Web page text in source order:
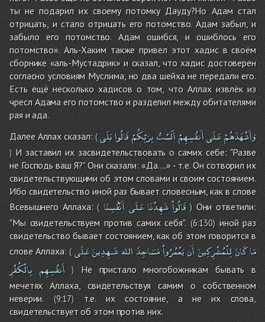
ты не подарил их своему потомку Дауду?Но Адам стал
отрицать, и стало отрицать его потомство. Адам забыл, и
забыло его потомство. Адам ошибся, и ошиблось его
потомство». Аль-Хаким также привел этот хадис в своём
сборнике «аль-Мустадрик» и сказал, что хадис достоверен
согласно условиям Муслима, но два шейха не передали его.
Есть ещё несколько хадисов о том, что Аллах извлёк из
чресл Адама его потомство и разделил между обитателями
рая и ада.
Далее Аллах сказал:( وَأَشْهَدَهُمْعَلَىأَنفُسِهِمْأَلَسْتُبِرَبِّكُمْقَالُوابَلَى
)И заставил их засвидетельствовать о самих себе: "Разве
не Господь ваш Я?" Они сказали: «Да….» - т.е. Он сотворил их
свидетельствующими об этом словами и своим состоянием.
Ибо свидетельство иной раз бывает словесным, как в слове
Всевышнего Аллаха:( قَالُواْشَهِدْنَا عَلَى أَنْفُسِنَا ) Они ответили:
"Мы свидетельствуем против самих себя". (6:130) иной раз
свидетельство бывает состоянием, как об этом говорится в
слове Аллаха:( مَاكَانَلِلْمُشْرِكِينَأَنيَعْمُرُواْمَسَاجِدَاللهشَـهِدِينَعَلَى
أَنفُسِهِم بِالْكُفْرِ ) Не пристало многобожникам бывать в
мечетях Аллаха, свидетельствуя самим о собственном
неверии. (9:17) т.е. их состояние, а не их слова,
свидетельствует об этом против них.